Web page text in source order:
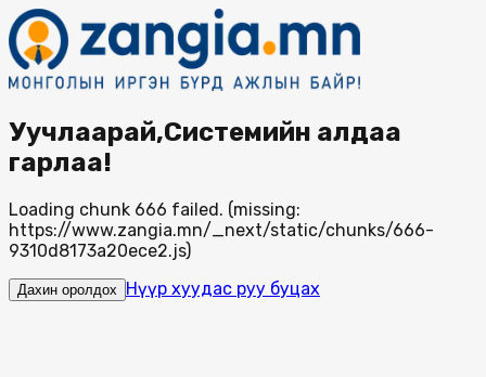
Уучлаарай,Системийн алдаа
гарлаа!
Loading chunk 666 failed. (missing:
https://www.zangia.mn/_next/static/chunks/666-
9310d8173a20ece2.js)
Дахин оролдох Нүүр хуудас руу буцах